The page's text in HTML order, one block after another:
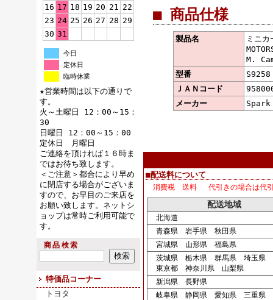
16 17 18 19 20 21 22
23 24 25 26 27 28 29
30 31
今日
定休日
臨時休業
★営業時間は以下の通りで
す。
火～土曜日 12：00～15：
30
日曜日 12：00～15：00
定休日 月曜日
ご連絡を頂ければ１６時ま
ではお待ち致します。
＜ご注意＞都合により早め
に閉店する場合がございま
すので、お早目のご来店を
お願い致します。ネットシ
ョップは常時ご利用可能で
す。
商品検索
特価品コーナー
トヨタ
■ 商品仕様
製品名
ミニ
M.
型番
S9258
ＪＡＮコード
メーカー
Spark
■配送料について
消費税 送料 代引きの場合は代引
配送地域
北海道
青森県 岩手県 秋田県
宮城県 山形県 福島県
茨城県 栃木県 群馬県 埼玉県
東京都 神奈川県 山梨県
新潟県 長野県
岐阜県 静岡県 愛知県 三重県